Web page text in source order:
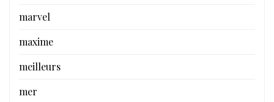
marvel
maxime
meilleurs
mer